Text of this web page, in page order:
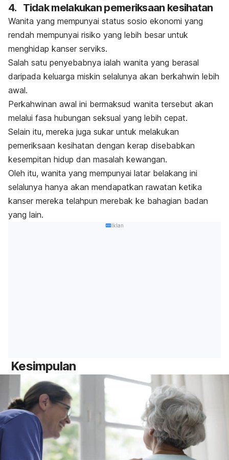
4. Tidak melakukan pemeriksaan kesihatan
Wanita yang mempunyai status sosio ekonomi yang
rendah mempunyai risiko yang lebih besar untuk
menghidap kanser serviks.
Salah satu penyebabnya ialah wanita yang berasal
daripada keluarga miskin selalunya akan berkahwin lebih
awal.
Perkahwinan awal ini bermaksud wanita tersebut akan
melalui fasa hubungan seksual yang lebih cepat.
Selain itu, mereka juga sukar untuk melakukan
pemeriksaan kesihatan dengan kerap disebabkan
kesempitan hidup dan masalah kewangan.
Oleh itu, wanita yang mempunyai latar belakang ini
selalunya hanya akan mendapatkan rawatan ketika
kanser mereka telahpun merebak ke bahagian badan
yang lain.
Iklan
Kesimpulan